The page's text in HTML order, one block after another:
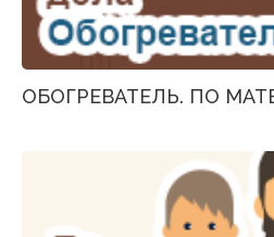
ОБОГРЕВАТЕЛЬ. ПО